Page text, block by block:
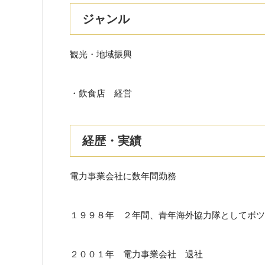
ジャンル
観光・地域振興
・飲食店 経営
経歴・実績
電力事業会社に数年間勤務
１９９８年 ２年間、青年海外協力隊としてボ
２００１年 電力事業会社 退社